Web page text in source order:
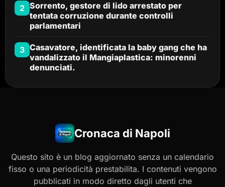
2 Sorrento, gestore di lido arrestato per
tentata corruzione durante controlli
parlamentari
3 Casavatore, identificata la baby gang che ha
vandalizzato il Mangiaplastica: minorenni
denunciati.
Cronaca di Napoli
Questo sito è un blog aggiornato senza un calendario
fisso o una periodicità prestabilita. I contenuti vengono
pubblicati in modo diretto dagli utenti che